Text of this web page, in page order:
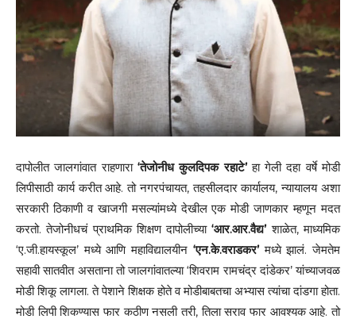
दापोलीत जालगांवात राहणारा ‘तेजोनीध कुलदिपक रहाटे’हा गेली दहा वर्षे मोडी
लिपीसाठी कार्य करीत आहे. तो नगरपंचायत, तहसीलदार कार्यालय, न्यायालय अशा
सरकारी ठिकाणी व खाजगी मसल्यांमध्ये देखील एक मोडी जाणकार म्हणून मदत
करतो. तेजोनीधचं प्राथमिक शिक्षण दापोलीच्या‘आर.आर.वैद्य’शाळेत, माध्यमिक
‘ए.जी.हायस्कूल’ मध्ये आणि महाविद्यालयीन ‘एन.के.वराडकर’मध्ये झालं. जेमतेम
सहावी सातवीत असताना तो जालगांवातल्या ‘शिवराम रामचंद्र दांडेकर’ यांच्याजवळ
मोडी शिकू लागला. ते पेशाने शिक्षक होते व मोडीबाबतचा अभ्यास त्यांचा दांडगा होता.
मोडी लिपी शिकण्यास फार कठीण नसली तरी, तिला सराव फार आवश्यक आहे. तो